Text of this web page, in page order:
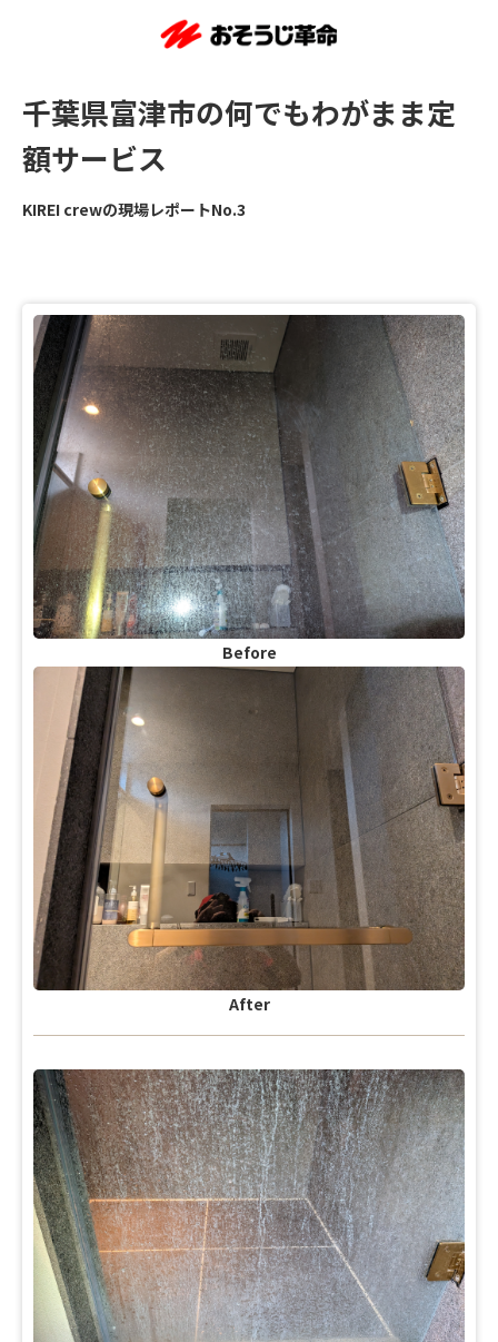
千葉県富津市の何でもわがまま定
額サービス
KIREI crewの現場レポートNo.3
Before
After